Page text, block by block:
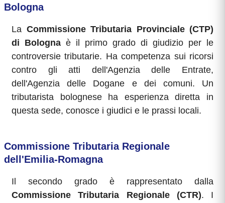
Bologna
La Commissione Tributaria Provinciale (CTP)
di Bologna è il primo grado di giudizio per le
controversie tributarie. Ha competenza sui ricorsi
contro gli atti dell'Agenzia delle Entrate,
dell'Agenzia delle Dogane e dei comuni. Un
tributarista bolognese ha esperienza diretta in
questa sede, conosce i giudici e le prassi locali.
Commissione Tributaria Regionale
dell'Emilia-Romagna
Il secondo grado è rappresentato dalla
Commissione Tributaria Regionale (CTR). I